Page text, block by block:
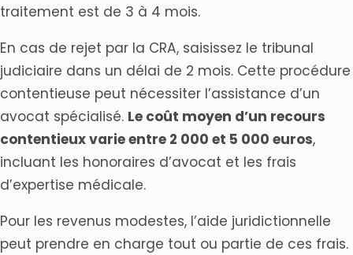
traitement est de 3 à 4 mois.
En cas de rejet par la CRA, saisissez le tribunal
judiciaire dans un délai de 2 mois. Cette procédure
contentieuse peut nécessiter l’assistance d’un
avocat spécialisé. Le coût moyen d’un recours
contentieux varie entre 2 000 et 5 000 euros,
incluant les honoraires d’avocat et les frais
d’expertise médicale.
Pour les revenus modestes, l’aide juridictionnelle
peut prendre en charge tout ou partie de ces frais.